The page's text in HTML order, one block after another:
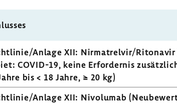
Anlage XII: Nirmat­relvir/Rito­navir
COVID-​19, keine Erfor­dernis
bis < 18 Jahre, ≥ 20 kg)
Anlage XII: Nivo­lumab